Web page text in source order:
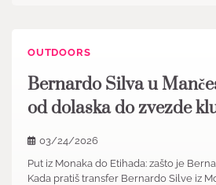
OUTDOORS
Bernardo Silva u
od dolaska do zvezde
03/24/2026
Put iz Monaka do Etihada: zašto je
Kada pratiš transfer Bernardo Silve iz